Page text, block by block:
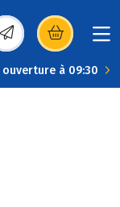
dans une
ouverture à 09:30